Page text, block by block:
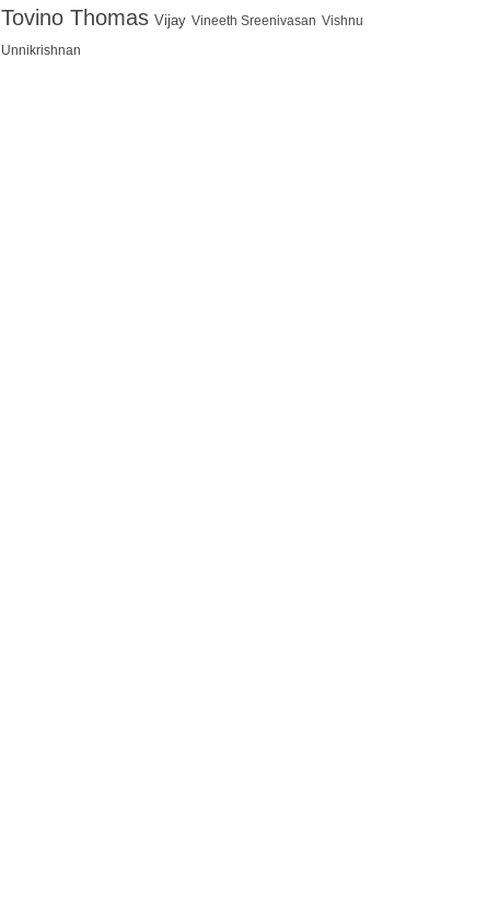
Tovino Thomas Vijay Vineeth Sreenivasan Vishnu
Unnikrishnan